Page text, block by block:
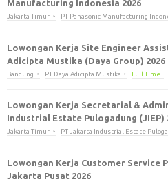
Manufacturing Indonesia 2026
Jakarta Timur PT Panasonic Manufacturing
Lowongan Kerja Site Engineer
Adicipta Mustika (Daya Group) 2026
Bandung PT Daya Adicipta Mustika Full Time
Lowongan Kerja Secretarial &
Industrial Estate Pulogadung (JIEP)
Jakarta Timur PT Jakarta Industrial Estate
Lowongan Kerja Customer Service
Jakarta Pusat 2026